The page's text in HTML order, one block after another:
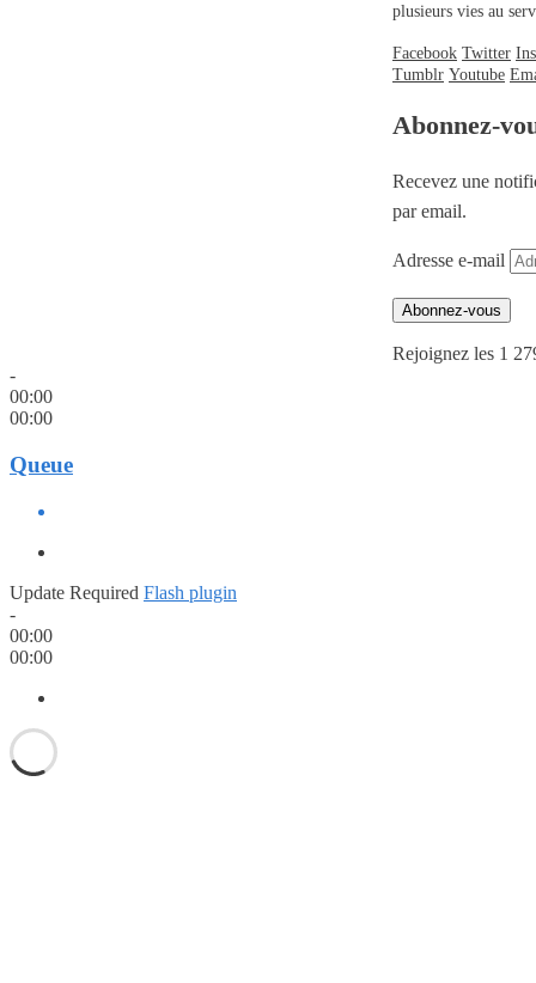
plusieurs vies au
Facebook Twitter
Tumblr Youtube
Abonnez-
Recevez une
par email.
Adresse e-mail
Abonnez-vous
Rejoignez les 1
-
00:00
00:00
Queue
Update Required Flash plugin
-
00:00
00:00